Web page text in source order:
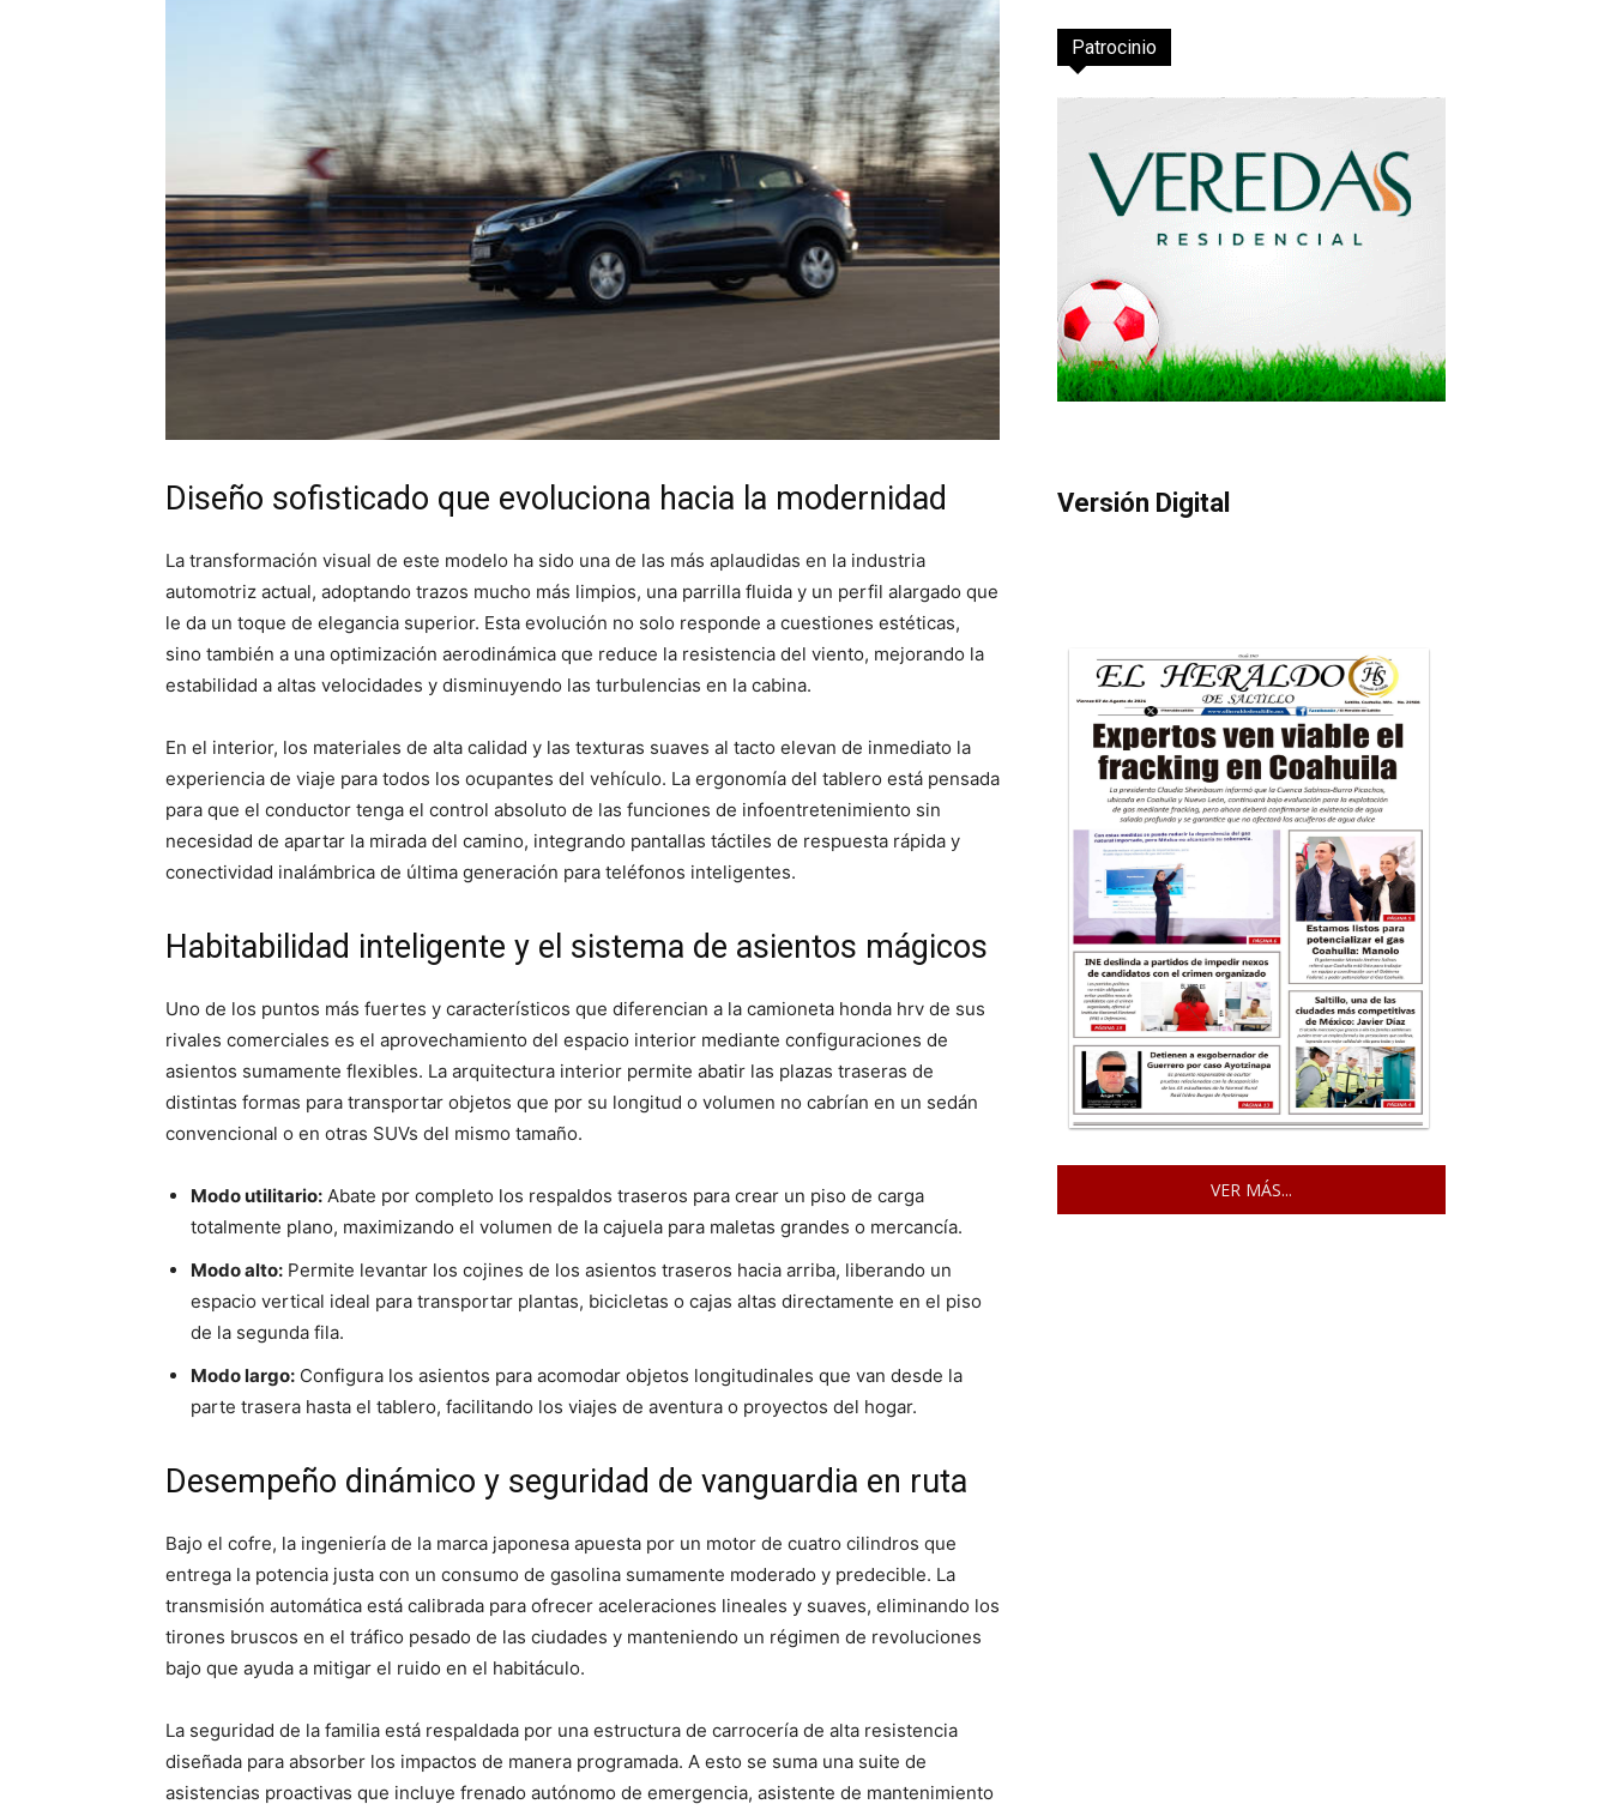
Diseño sofisticado que evoluciona hacia la modernidad
La transformación visual de este modelo ha sido una de las más aplaudidas en la industria
automotriz actual, adoptando trazos mucho más limpios, una parrilla fluida y un perfil alargado que
le da un toque de elegancia superior. Esta evolución no solo responde a cuestiones estéticas,
sino también a una optimización aerodinámica que reduce la resistencia del viento, mejorando la
estabilidad a altas velocidades y disminuyendo las turbulencias en la cabina.
En el interior, los materiales de alta calidad y las texturas suaves al tacto elevan de inmediato la
experiencia de viaje para todos los ocupantes del vehículo. La ergonomía del tablero está pensada
para que el conductor tenga el control absoluto de las funciones de infoentretenimiento sin
necesidad de apartar la mirada del camino, integrando pantallas táctiles de respuesta rápida y
conectividad inalámbrica de última generación para teléfonos inteligentes.
Habitabilidad inteligente y el sistema de asientos mágicos
Uno de los puntos más fuertes y característicos que diferencian a la camioneta honda hrv de sus
rivales comerciales es el aprovechamiento del espacio interior mediante configuraciones de
asientos sumamente flexibles. La arquitectura interior permite abatir las plazas traseras de
distintas formas para transportar objetos que por su longitud o volumen no cabrían en un sedán
convencional o en otras SUVs del mismo tamaño.
Modo utilitario: Abate por completo los respaldos traseros para crear un piso de carga
totalmente plano, maximizando el volumen de la cajuela para maletas grandes o mercancía.
Modo alto: Permite levantar los cojines de los asientos traseros hacia arriba, liberando un
espacio vertical ideal para transportar plantas, bicicletas o cajas altas directamente en el piso
de la segunda fila.
Modo largo: Configura los asientos para acomodar objetos longitudinales que van desde la
parte trasera hasta el tablero, facilitando los viajes de aventura o proyectos del hogar.
Desempeño dinámico y seguridad de vanguardia en ruta
Bajo el cofre, la ingeniería de la marca japonesa apuesta por un motor de cuatro cilindros que
entrega la potencia justa con un consumo de gasolina sumamente moderado y predecible. La
transmisión automática está calibrada para ofrecer aceleraciones lineales y suaves, eliminando los
tirones bruscos en el tráfico pesado de las ciudades y manteniendo un régimen de revoluciones
bajo que ayuda a mitigar el ruido en el habitáculo.
La seguridad de la familia está respaldada por una estructura de carrocería de alta resistencia
diseñada para absorber los impactos de manera programada. A esto se suma una suite de
asistencias proactivas que incluye frenado autónomo de emergencia, asistente de mantenimiento
Patrocinio
Versión Digital
VER MÁS...